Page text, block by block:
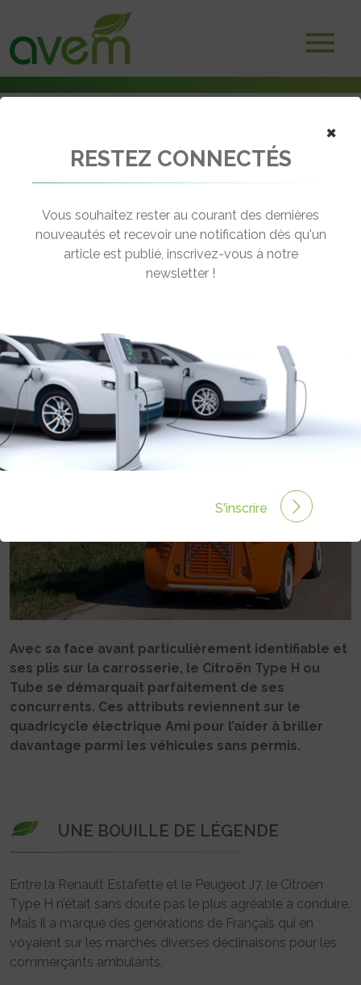
La Citroën Ami endosse le style du Type H avec Caselani
← Revenir aux actualités
DU TYPE H AVEC CASELANI
Rédigé par Philippe Schwoerer le 05 Fév 2025 à 06:00
0 commentaires
Avec sa face avant particulièrement identifiable et
ses plis sur la carrosserie, le Citroën Type H ou
Tube se démarquait parfaitement de ses
concurrents. Ces attributs reviennent sur le
quadricycle électrique Ami pour l’aider à briller
davantage parmi les véhicules sans permis.
UNE BOUILLE DE LÉGENDE
Entre la Renault Estafette et le Peugeot J7, le Citroën
Type H n’était sans doute pas le plus agréable à conduire.
Mais il a marqué des générations de Français qui en
voyaient sur les marchés diverses déclinaisons pour les
commerçants ambulants.
×
RESTEZ CONNECTÉS
Vous souhaitez rester au courant des dernières
nouveautés et recevoir une notification dès qu'un
article est publié, inscrivez-vous à notre
newsletter !
S'inscrire